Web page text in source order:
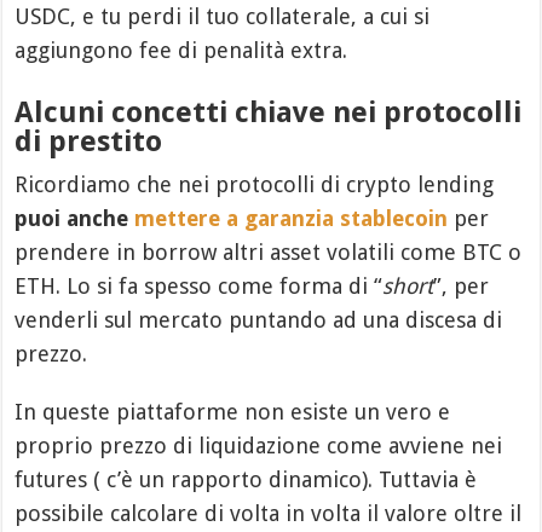
USDC, e tu perdi il tuo collaterale, a cui si
aggiungono fee di penalità extra.
Alcuni concetti chiave nei protocolli
di prestito
Ricordiamo che nei protocolli di crypto lending
puoi anche mettere a garanzia stablecoin per
prendere in borrow altri asset volatili come BTC o
ETH. Lo si fa spesso come forma di “short”, per
venderli sul mercato puntando ad una discesa di
prezzo.
In queste piattaforme non esiste un vero e
proprio prezzo di liquidazione come avviene nei
futures ( c’è un rapporto dinamico). Tuttavia è
possibile calcolare di volta in volta il valore oltre il